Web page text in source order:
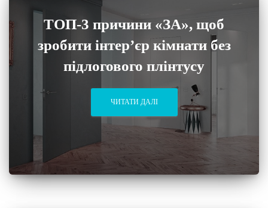
ТОП-3 причини «ЗА», щоб
зробити інтер’єр кімнати без
підлогового плінтусу
ЧИТАТИ ДАЛІ